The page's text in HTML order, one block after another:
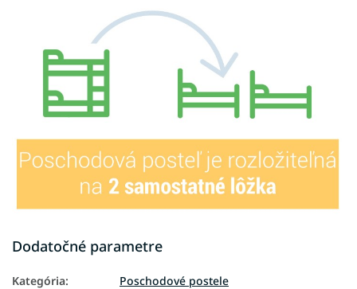
Dodatočné parametre
Kategória:
Poschodové postele